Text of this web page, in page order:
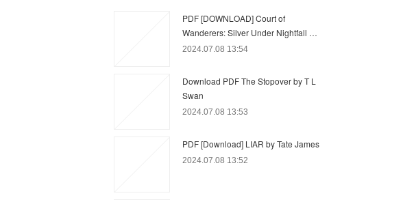
PDF [DOWNLOAD] Court of
Wanderers: Silver Under Nightfall …
2024.07.08 13:54
Download PDF The Stopover by T L
Swan
2024.07.08 13:53
PDF [Download] LIAR by Tate James
2024.07.08 13:52